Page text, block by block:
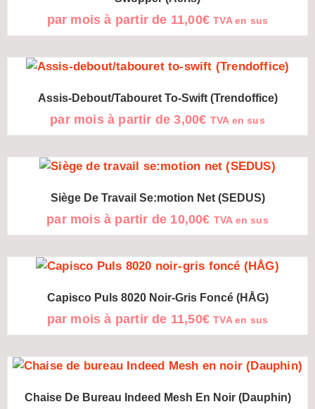
par mois à partir de 11,00€ TVA en sus
Assis-Debout/tabouret To-Swift (Trendoffice)
par mois à partir de3,00€ TVA en sus
Siège De Travail Se:motion Net (SEDUS)
par mois à partir de 10,00€ TVA en sus
Capisco Puls 8020 Noir-Gris Foncé (HÅG)
par mois à partir de 11,50€ TVA en sus
Chaise De Bureau Indeed Mesh En Noir (Dauphin)